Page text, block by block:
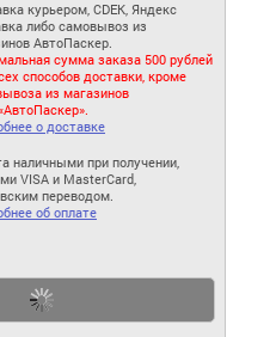
курьером, CDEK, Яндекс
либо самовывоз из
АвтоПаскер.
сумма заказа 500 рублей
способов доставки, кроме
из магазинов
о доставке
наличными при получении,
VISA и MasterCard,
переводом.
об оплате